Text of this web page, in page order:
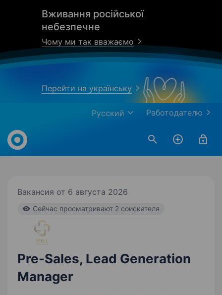
Вживання російської
небезпечне
Чому ми так вважаємо
Перейти на українську
Работодателю
Русский
Work.ua
Вакансия от 6 августа 2026
Cейчас просматривают 2 соискателя
Pre-Sales, Lead Generation
Manager